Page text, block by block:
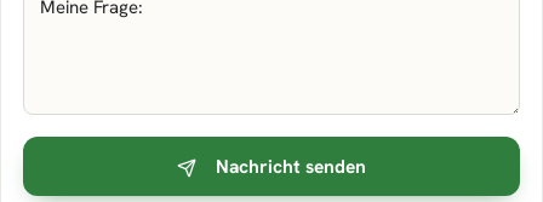
Nachricht senden